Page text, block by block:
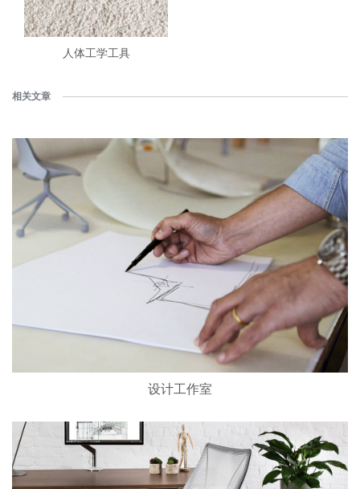
人体工学工具
相关文章
设计工作室